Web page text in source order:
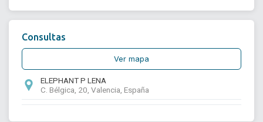
Consultas
Ver mapa
ELEPHANT P LENA
C. Bélgica, 20, Valencia, España